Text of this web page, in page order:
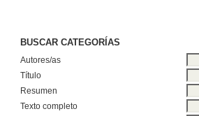
BUSCAR CATEGORÍAS
Autores/as
Título
Resumen
Texto completo